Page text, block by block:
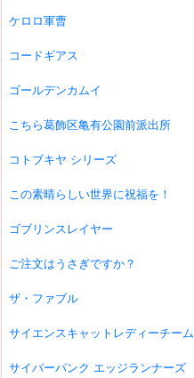
ケロロ軍曹
コードギアス
ゴールデンカムイ
こちら葛飾区亀有公園前派出所
コトブキヤ シリーズ
この素晴らしい世界に祝福を！
ゴブリンスレイヤー
ご注文はうさぎですか？
ザ・ファブル
サイエンスキャットレディーチーム
サイバーパンク エッジランナーズ